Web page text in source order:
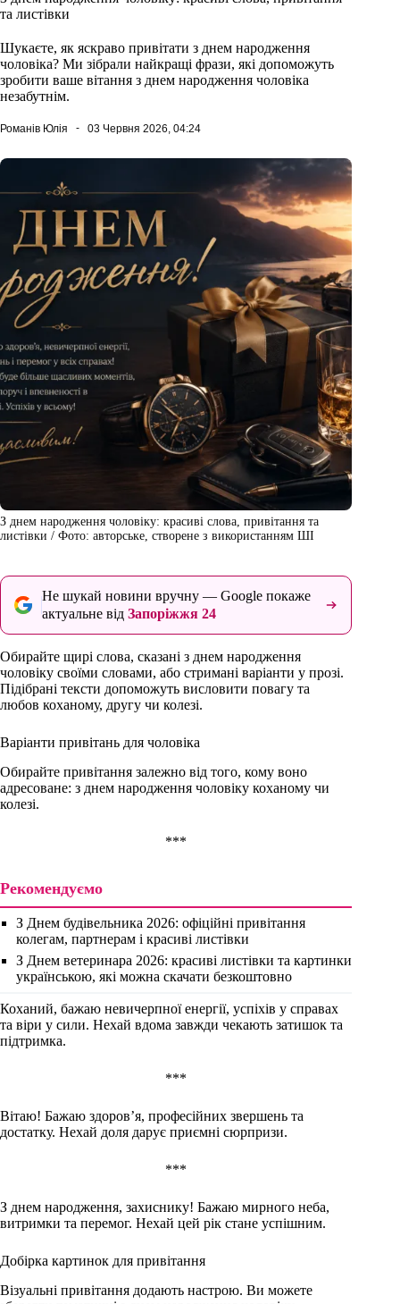
та листівки
Шукаєте, як яскраво привітати з днем народження
чоловіка? Ми зібрали найкращі фрази, які допоможуть
зробити ваше вітання з днем народження чоловіка
незабутнім.
Романів Юлія 03 Червня 2026, 04:24
З днем народження чоловіку: красиві слова, привітання та
листівки / Фото: авторське, створене з використанням ШІ
Не шукай новини вручну — Google покаже
актуальне від Запоріжжя 24
Обирайте щирі слова, сказані з днем народження
чоловіку своїми словами, або стримані варіанти у прозі.
Підібрані тексти допоможуть висловити повагу та
любов коханому, другу чи колезі.
Варіанти привітань для чоловіка
Обирайте привітання залежно від того, кому воно
адресоване: з днем народження чоловіку коханому чи
колезі.
***
Рекомендуємо
З Днем будівельника 2026: офіційні привітання
колегам, партнерам і красиві листівки
З Днем ветеринара 2026: красиві листівки та картинки
українською, які можна скачати безкоштовно
Коханий, бажаю невичерпної енергії, успіхів у справах
та віри у сили. Нехай вдома завжди чекають затишок та
підтримка.
***
Вітаю! Бажаю здоров’я, професійних звершень та
достатку. Нехай доля дарує приємні сюрпризи.
***
З днем народження, захиснику! Бажаю мирного неба,
витримки та перемог. Нехай цей рік стане успішним.
Добірка картинок для привітання
Візуальні привітання додають настрою. Ви можете